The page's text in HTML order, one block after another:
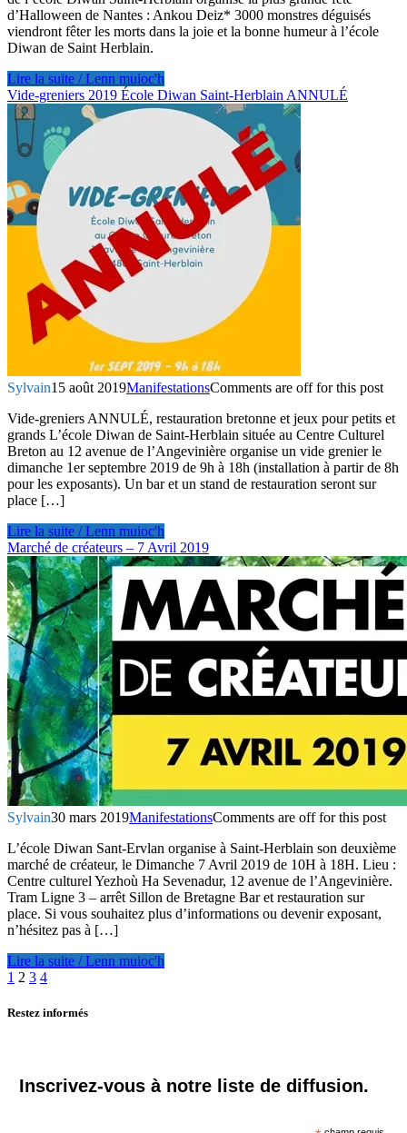
d’Halloween de Nantes : Ankou Deiz* 3000 monstres déguisés
viendront fêter les morts dans la joie et la bonne humeur à l’école
Diwan de Saint Herblain.
Lire la suite / Lenn muioc'h
Vide-greniers 2019 École Diwan Saint-Herblain ANNULÉ
Sylvain15 août 2019ManifestationsComments are off for this post
Vide-greniers ANNULÉ, restauration bretonne et jeux pour petits et
grands L’école Diwan de Saint-Herblain située au Centre Culturel
Breton au 12 avenue de l’Angevinière organise un vide grenier le
dimanche 1er septembre 2019 de 9h à 18h (installation à partir de 8h
pour les exposants). Un bar et un stand de restauration seront sur
place […]
Lire la suite / Lenn muioc'h
Marché de créateurs – 7 Avril 2019
Sylvain30 mars 2019ManifestationsComments are off for this post
L’école Diwan Sant-Ervlan organise à Saint-Herblain son deuxième
marché de créateur, le Dimanche 7 Avril 2019 de 10H à 18H. Lieu :
Centre culturel Yezhoù Ha Sevenadur, 12 avenue de l’Angevinière.
Tram Ligne 3 – arrêt Sillon de Bretagne Bar et restauration sur
place. Si vous souhaitez plus d’informations ou devenir exposant,
n’hésitez pas à […]
Lire la suite / Lenn muioc'h
Navigation
articles
1 2 3 4
Restez informés
Inscrivez-vous à notre liste de diffusion.